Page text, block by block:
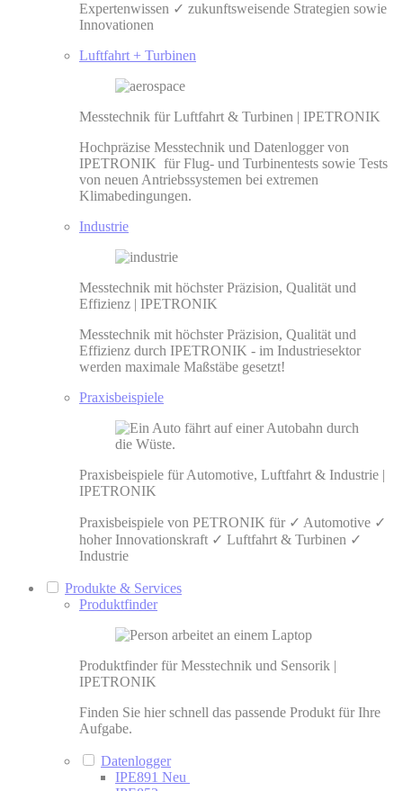
Expertenwissen ✓ zukunftsweisende Strategien sowie
Innovationen
Luftfahrt + Turbinen
Messtechnik für Luftfahrt & Turbinen | IPETRONIK
Hochpräzise Messtechnik und Datenlogger von
IPETRONIK für Flug- und Turbinentests sowie Tests
von neuen Antriebssystemen bei extremen
Klimabedingungen.
Industrie
Messtechnik mit höchster Präzision, Qualität und
Effizienz | IPETRONIK
Messtechnik mit höchster Präzision, Qualität und
Effizienz durch IPETRONIK - im Industriesektor
werden maximale Maßstäbe gesetzt!
Praxisbeispiele
Praxisbeispiele für Automotive, Luftfahrt & Industrie |
IPETRONIK
Praxisbeispiele von PETRONIK für ✓ Automotive ✓
hoher Innovationskraft ✓ Luftfahrt & Turbinen ✓
Industrie
Produkte & Services
Produktfinder
Produktfinder für Messtechnik und Sensorik |
IPETRONIK
Finden Sie hier schnell das passende Produkt für Ihre
Aufgabe.
Datenlogger
IPE891 Neu